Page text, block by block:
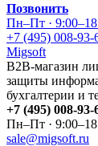
Позвонить
Пн–Пт ·
+7 (495) 008-93-
Migsoft
B2B-магазин
защиты
бухгалтерии и
+7 (495) 008-93-
Пн–Пт ·
sale@migsoft.ru